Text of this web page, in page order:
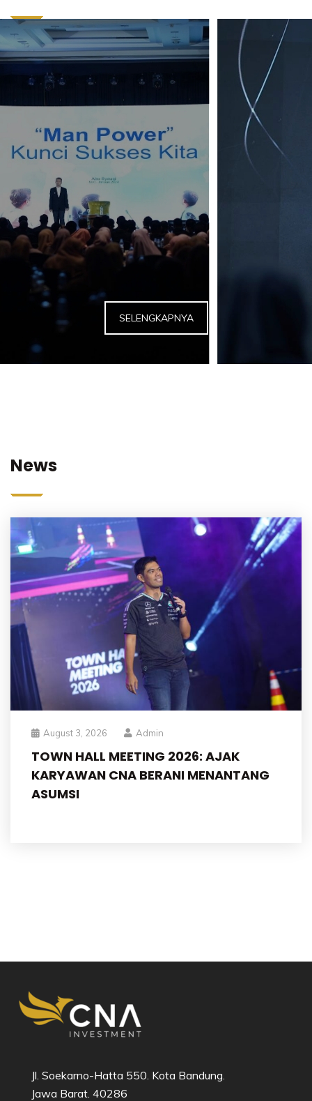
SELENGKAPNYA
News
August 3, 2026 Admin
TOWN HALL MEETING 2026: AJAK
KARYAWAN CNA BERANI MENANTANG
ASUMSI
Jl. Soekarno-Hatta 550. Kota Bandung.
Jawa Barat. 40286​